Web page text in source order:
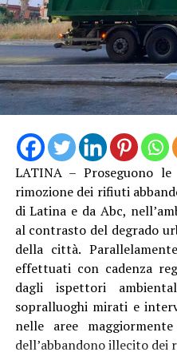
LATINA – Proseguono
rimozione dei rifiuti
di Latina e da Abc,
al contrasto del degrado
della città.
effettuati con cadenza
dagli ispettori
sopralluoghi mirati e
nelle aree
dell’abbandono illecito dei